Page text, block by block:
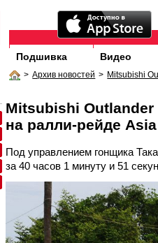
Подшивка Видео
> Архив новостей > Mitsubishi
Mitsubishi
на ралли-рейде
Под управлением гонщика
за 40 часов 1 минуту и 51